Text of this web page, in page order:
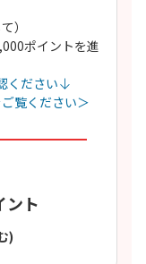
）
ポイントを進
ください
覧ください＞
ント
)